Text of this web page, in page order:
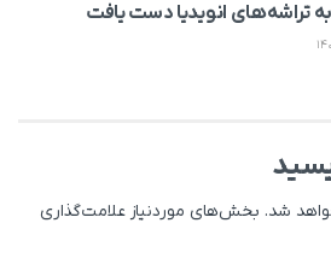
تراشه‌های انویدیا دست یافت
شد. بخش‌های موردنیاز علامت‌گذاری